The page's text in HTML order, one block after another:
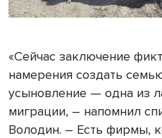
«Сейчас заключение
намерения создать
усыновление — одна из
миграции, – напомнил
Володин. – Есть фирмы,